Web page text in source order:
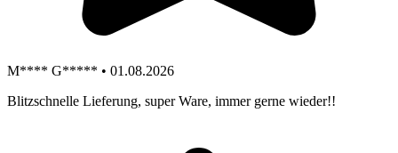
M**** G***** • 01.08.2026
Blitzschnelle Lieferung, super Ware, immer gerne wieder!!